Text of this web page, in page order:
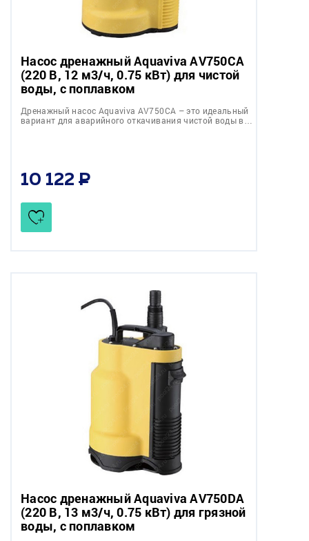
Насос дренажный Aquaviva AV750CA
(220 В, 12 м3/ч, 0.75 кВт) для чистой
воды, с поплавком
Дренажный насос Aquaviva AV750CA – это идеальный
вариант для аварийного откачивания чистой воды в…
10 122
Насос дренажный Aquaviva AV750DA
(220 В, 13 м3/ч, 0.75 кВт) для грязной
воды, с поплавком